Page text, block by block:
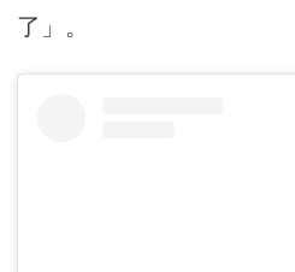
了」。